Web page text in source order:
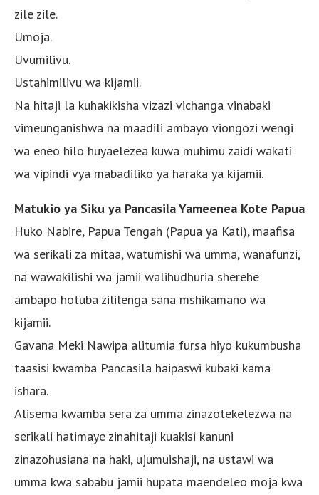
zile zile.
Umoja.
Uvumilivu.
Ustahimilivu wa kijamii.
Na hitaji la kuhakikisha vizazi vichanga vinabaki
vimeunganishwa na maadili ambayo viongozi wengi
wa eneo hilo huyaelezea kuwa muhimu zaidi wakati
wa vipindi vya mabadiliko ya haraka ya kijamii.
Matukio ya Siku ya Pancasila Yameenea Kote Papua
Huko Nabire, Papua Tengah (Papua ya Kati), maafisa
wa serikali za mitaa, watumishi wa umma, wanafunzi,
na wawakilishi wa jamii walihudhuria sherehe
ambapo hotuba zililenga sana mshikamano wa
kijamii.
Gavana Meki Nawipa alitumia fursa hiyo kukumbusha
taasisi kwamba Pancasila haipaswi kubaki kama
ishara.
Alisema kwamba sera za umma zinazotekelezwa na
serikali hatimaye zinahitaji kuakisi kanuni
zinazohusiana na haki, ujumuishaji, na ustawi wa
umma kwa sababu jamii hupata maendeleo moja kwa